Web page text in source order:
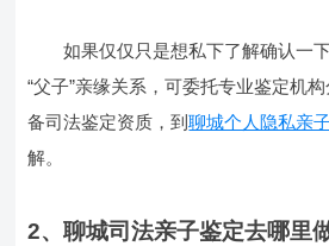
如果仅仅只是想私下了解确认一
“父子”亲缘关系，可委托专业鉴定机
备司法鉴定资质，到聊城个人隐私亲
解。
2、聊城司法亲子鉴定去哪里